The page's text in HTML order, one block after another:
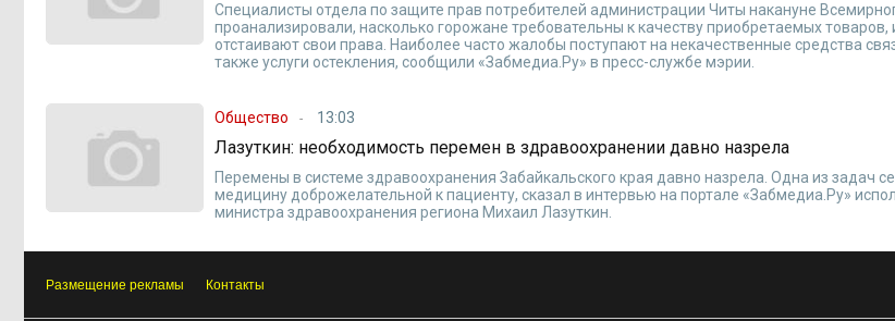
Специалисты отдела по защите прав потребителей администрации Читы накануне
проанализировали, насколько горожане требовательны к качеству приобретаемых товаров,
отстаивают свои права. Наиболее часто жалобы поступают на некачественные средства
также услуги остекления, сообщили «Забмедиа.Ру» в пресс-службе мэрии.
Общество 13:03
Лазуткин: необходимость перемен в здравоохранении давно назрела
Перемены в системе здравоохранения Забайкальского края давно назрела. Одна из задач
медицину доброжелательной к пациенту, сказал в интервью на портале «Забмедиа.Ру»
министра здравоохранения региона Михаил Лазуткин.
Размещение рекламы Контакты